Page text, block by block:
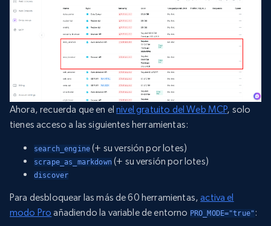
Ahora, recuerda que en elnivel gratuito del Web MCP, solo
tienes acceso a las siguientes herramientas:
search_engine (+ su versión por lotes)
scrape_as_markdown(+ su versión por lotes)
discover
Para desbloquear las más de 60 herramientas,activa el
modo Pro añadiendo la variable de entorno PRO_MODE="true" :